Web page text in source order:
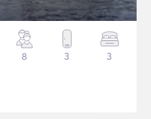
8 3 3